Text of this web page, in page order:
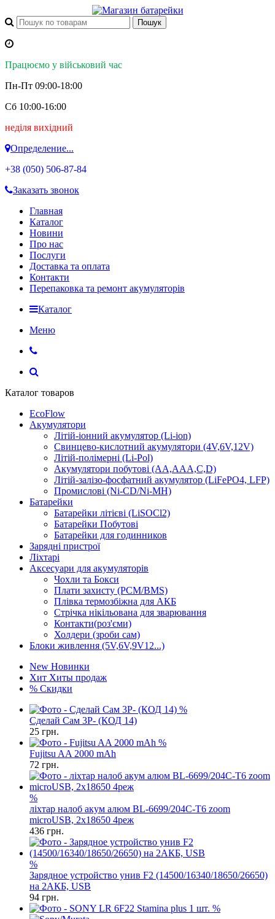
Працюємо у військовий час
Пн-Пт 09:00-18:00
Сб 10:00-16:00
неділя вихідний
Определение...
+38 (050) 506-87-84
Заказать звонок
Главная
Каталог
Новини
Про нас
Послуги
Доставка та оплата
Контакти
Перепаковка та ремонт акумуляторів
Каталог
Меню
Каталог товаров
EcoFlow
Акумулятори
Літій-іонний акумулятор (Li-ion)
Свинцево-кислотний акумулятори (4V,6V,12V)
Літій-полімерні (Li-Pol)
Акумулятори побутові (AA,AAA,C,D)
Літій-залізо-фосфатний акумулятор (LiFePO4, LFP)
Промислові (Ni-CD/Ni-MH)
Батарейки
Батарейки літієві (LiSOCl2)
Батарейки Побутові
Батарейки для годинников
Зарядні пристрої
Ліхтарі
Аксесуари для акумуляторів
Чохли та Бокси
Плати захисту (PCM/BMS)
Плівка термозбіжна для АКБ
Стрічка нікільована для зварювання
Контакти(роз'єми)
Холдери (зроби сам)
Блоки живлення (5V,6V,9V12...)
New Новинки
Хит Хиты продаж
% Скидки
%
Сделай Сам 3P- (КОД 14)
25 грн.
%
Fujitsu AA 2000 mAh
72 грн.
%
ліхтар налоб акум алюм BL-6699/204C-T6 zoom
microUSB, 2х18650 4реж
436 грн.
%
Зарядное устройство унив F2 (14500/16340/18650/26650)
на 2АКБ, USB
94 грн.
%